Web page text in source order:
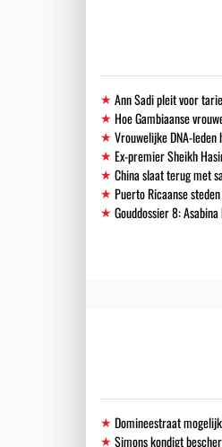
Ann Sadi pleit voor
Hoe Gambiaanse
Vrouwelijke DNA-
Ex-premier Sheikh
China slaat terug met
Puerto Ricaanse
Gouddossier 8:
Domineestraat
Simons kondigt